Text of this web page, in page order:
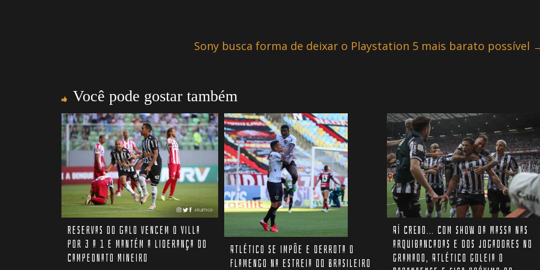
Sony busca forma de deixar o Playstation 5 mais barato possível
Você pode gostar também
Reservas do Galo vencem o Villa
por 3 a 1 e mantém a liderança do
Campeonato Mineiro
Atlético se impõe e derrota o
Flamengo na estreia do Brasileiro
AÍ CREDO… Com show da Massa nas
arquibancadas e dos jogadores no
gramado, Atlético goleia o